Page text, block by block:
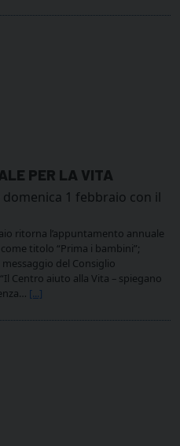
PER LA VITA
1 febbraio con il
ritorna l’appuntamento annuale
titolo “Prima i bambini”;
del Consiglio
Centro aiuto alla Vita – spiegano
[...]